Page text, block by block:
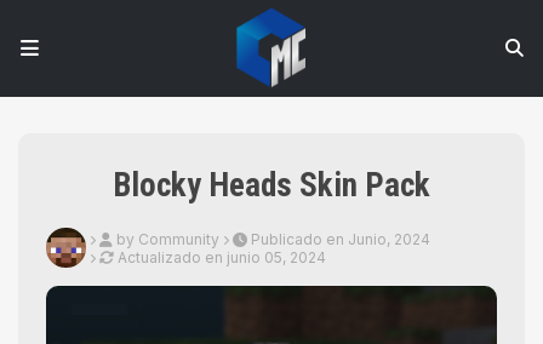
Blocky Heads Skin Pack
by Community
Publicado en Junio, 2024
Actualizado en junio 05, 2024